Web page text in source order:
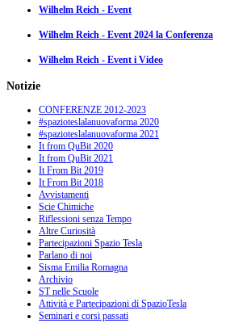
Wilhelm Reich - Event
Wilhelm Reich - Event 2024 la Conferenza
Wilhelm Reich - Event i Video
Notizie
CONFERENZE 2012-2023
#spazioteslalanuovaforma 2020
#spazioteslalanuovaforma 2021
It from QuBit 2020
It from QuBit 2021
It From Bit 2019
It From Bit 2018
Avvistamenti
Scie Chimiche
Riflessioni senza Tempo
Altre Curiosità
Partecipazioni Spazio Tesla
Parlano di noi
Sisma Emilia Romagna
Archivio
ST nelle Scuole
Attività e Partecipazioni di SpazioTesla
Seminari e corsi passati